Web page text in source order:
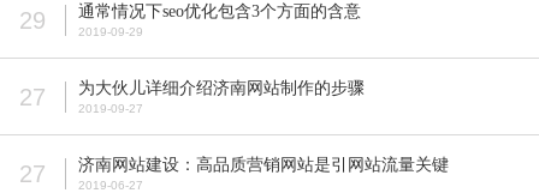
29 通常情况下seo优化包含3个方面的含意
2019-09-29
27 为大伙儿详细介绍济南网站制作的步骤
2019-09-27
27 济南网站建设：高品质营销网站是引网站流量关键
2019-06-27